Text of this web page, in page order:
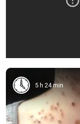
5 h 24 min